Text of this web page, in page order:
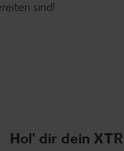
sind!
Hol' dir dein